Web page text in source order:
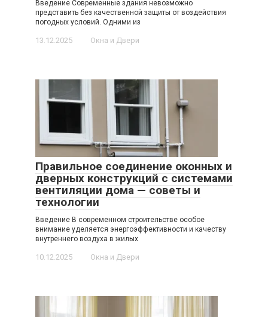
Введение Современные здания невозможно
представить без качественной защиты от воздействия
погодных условий. Одними из
13.12.2025 Окна и Двери
Правильное соединение оконных и
дверных конструкций с системами
вентиляции дома — советы и
технологии
Введение В современном строительстве особое
внимание уделяется энергоэффективности и качеству
внутреннего воздуха в жилых
10.12.2025 Окна и Двери